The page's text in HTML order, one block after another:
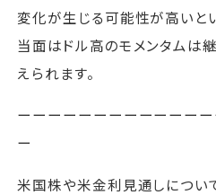
変化が生じる可能性が高いと
当面はドル高のモメンタムは
えられます。
ーーーーーーーーーーーー
ー
米国株や米金利見通しについ